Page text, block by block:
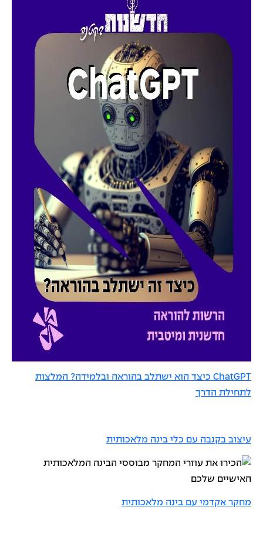
ChatGPT כיצד הוא ישתלב בהוראה ובלמידה? המלצות
לתחילת הדרך
עיצוב בקנבה עם כלי בינה מלאכותית
מחקר אקדמי עם בינה מלאכותית